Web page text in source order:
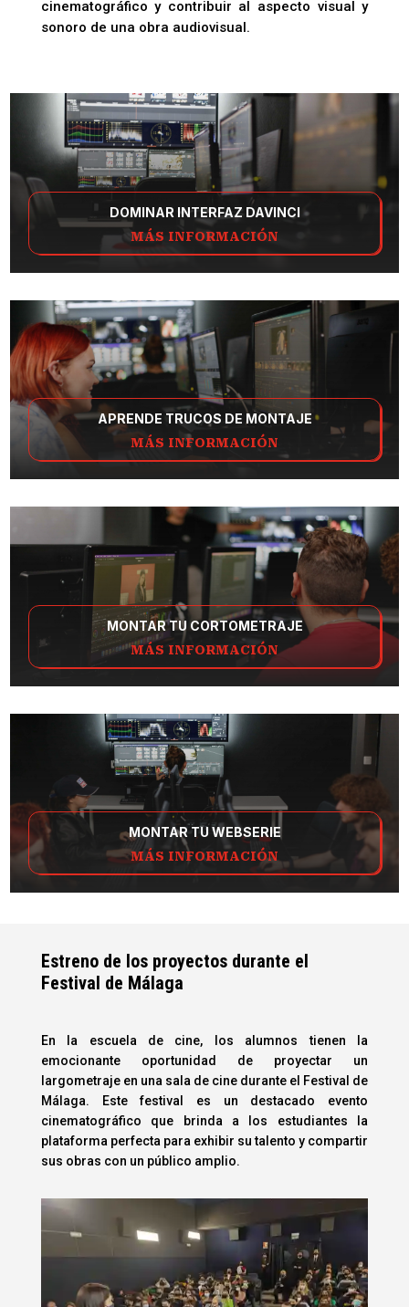
cinematográfico y contribuir al aspecto visual y
sonoro de una obra audiovisual.
DOMINAR INTERFAZ DAVINCI
MÁS INFORMACIÓN
APRENDE TRUCOS DE MONTAJE
MÁS INFORMACIÓN
MONTAR TU CORTOMETRAJE
MÁS INFORMACIÓN
MONTAR TU WEBSERIE
MÁS INFORMACIÓN
Estreno de los proyectos durante el
Festival de Málaga
En la escuela de cine, los alumnos tienen la
emocionante oportunidad de proyectar un
largometraje en una sala de cine durante el Festival de
Málaga. Este festival es un destacado evento
cinematográfico que brinda a los estudiantes la
plataforma perfecta para exhibir su talento y compartir
sus obras con un público amplio.